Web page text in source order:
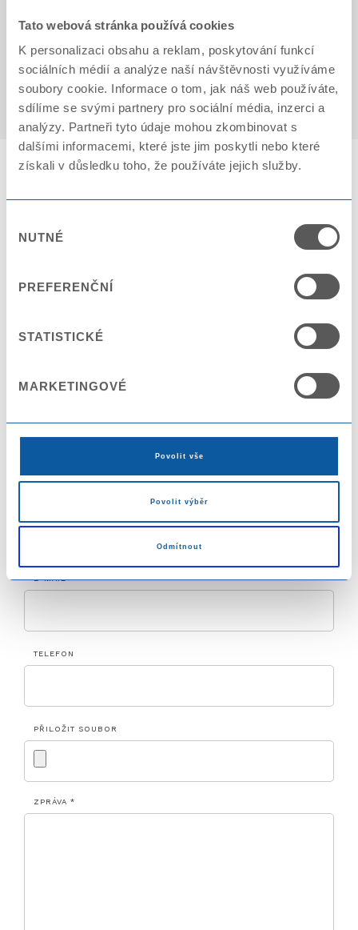
Tato webová stránka používá cookies
K personalizaci obsahu a reklam, poskytování funkcí
sociálních médií a analýze naší návštěvnosti využíváme
soubory cookie. Informace o tom, jak náš web používáte,
sdílíme se svými partnery pro sociální média, inzerci a
analýzy. Partneři tyto údaje mohou zkombinovat s
dalšími informacemi, které jste jim poskytli nebo které
získali v důsledku toho, že používáte jejich služby.
souhlasu
NUTNÉ
PREFERENČNÍ
STATISTICKÉ
MARKETINGOVÉ
Povolit vše
Povolit výběr
Odmítnout
Počet kartonů na paletě: 25
Požadavek na kontakt
E-MAIL *
TELEFON
PŘILOŽIT SOUBOR
ZPRÁVA *